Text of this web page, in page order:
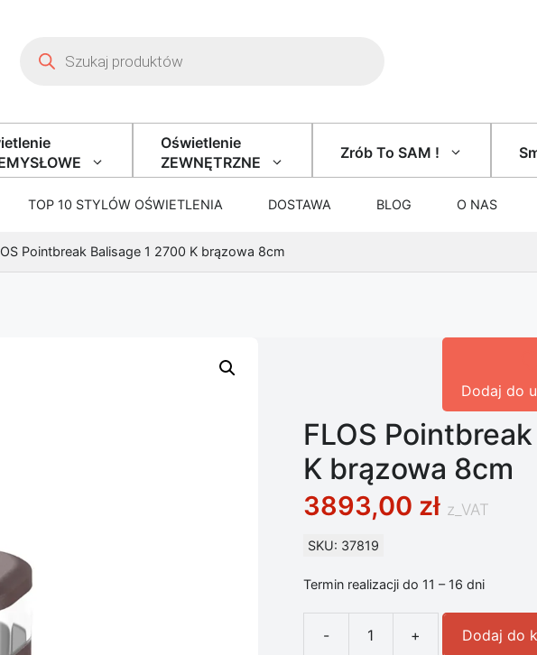
Oświetlenie
ZEWNĘTRZNE
Zrób To SAM !
TOP 10 STYLÓW OŚWIETLENIA DOSTAWA BLOG O NAS
Pointbreak Balisage 1 2700 K brązowa 8cm
Dodaj do
FLOS
K brązowa 8cm
3893,00 zł z_VAT
SKU: 37819
Termin realizacji do 11 – 16 dni
-
ilość FLOS Pointbreak Balisage 1
+ Dodaj do